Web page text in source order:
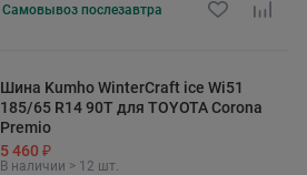
Самовывоз послезавтра
Шина Kumho WinterCraft ice Wi51
185/65 R14 90T для TOYOTA Corona
Premio
5 460 ₽
В наличии > 12 шт.